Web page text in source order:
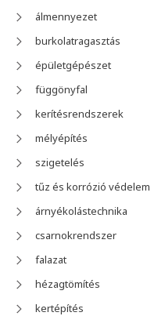
álmennyezet
burkolatragasztás
épületgépészet
függönyfal
kerítésrendszerek
mélyépítés
szigetelés
tűz és korrózió védelem
árnyékolástechnika
csarnokrendszer
falazat
hézagtömítés
kertépítés